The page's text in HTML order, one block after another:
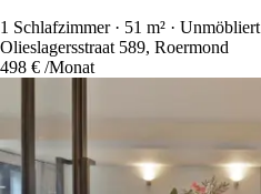
1 Schlafzimmer · 51 m² · Unmöbliert
Olieslagersstraat 589, Roermond
498 € /Monat